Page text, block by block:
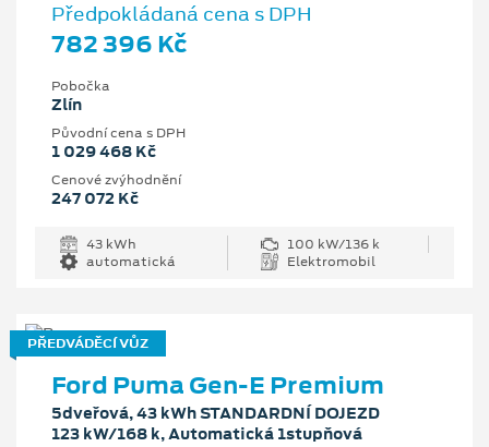
Předpokládaná cena s DPH
782 396 Kč
Pobočka
Zlín
Původní cena s DPH
1 029 468 Kč
Cenové zvýhodnění
247 072 Kč
43 kWh
100 kW/136 k
automatická
Elektromobil
PŘEDVÁDĚCÍ VŮZ
Ford Puma Gen-E Premium
5dveřová, 43 kWh STANDARDNÍ DOJEZD
123 kW/168 k, Automatická 1stupňová